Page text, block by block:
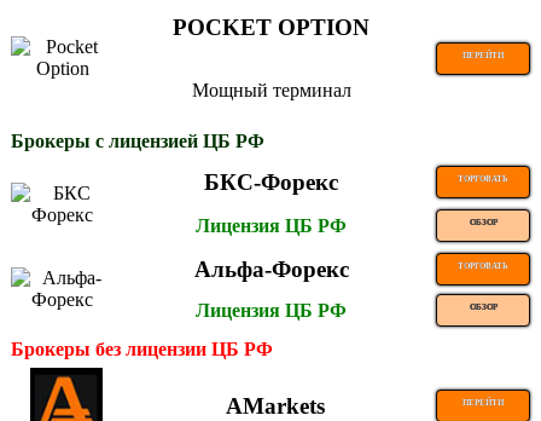
POCKET OPTION
ПЕРЕЙТИ
Мощный терминал
Брокеры с лицензией ЦБ РФ
БКС-Форекс ТОРГОВАТЬ
Лицензия ЦБ РФ ОБЗОР
Альфа-Форекс ТОРГОВАТЬ
Лицензия ЦБ РФ ОБЗОР
Брокеры без лицензии ЦБ РФ
AMarkets ПЕРЕЙТИ